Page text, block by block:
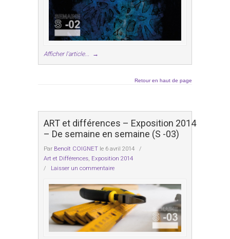
Afficher l'article... →
Retour en haut de page
ART et différences – Exposition 2014
– De semaine en semaine (S -03)
Par Benoît COIGNET le 6 avril 2014
/
Art et Différences Exposition 2014
/ Laisser un commentaire